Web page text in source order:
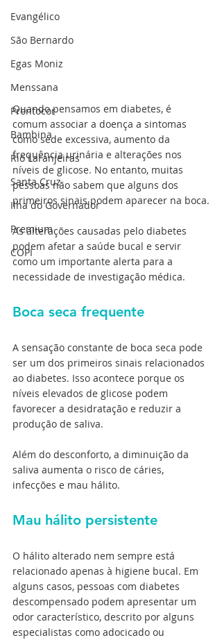
Evangélico
São Bernardo
Egas Moniz
Menssana
Prontocor
Bambina
Rio Laranjeiras
Santa Cruz
Ilha do Governador
Premium
COPI
Quando pensamos em diabetes, é
comum associar a doença a sintomas
como sede excessiva, aumento da
frequência urinária e alterações nos
níveis de glicose. No entanto, muitas
pessoas não sabem que alguns dos
primeiros sinais podem aparecer na boca.
As alterações causadas pelo diabetes
podem afetar a saúde bucal e servir
como um importante alerta para a
necessidade de investigação médica.
Boca seca frequente
A sensação constante de boca seca pode
ser um dos primeiros sinais relacionados
ao diabetes. Isso acontece porque os
níveis elevados de glicose podem
favorecer a desidratação e reduzir a
produção de saliva.
Além do desconforto, a diminuição da
saliva aumenta o risco de cáries,
infecções e mau hálito.
Mau hálito persistente
O hálito alterado nem sempre está
relacionado apenas à higiene bucal. Em
alguns casos, pessoas com diabetes
descompensado podem apresentar um
odor característico, descrito por alguns
especialistas como adocicado ou